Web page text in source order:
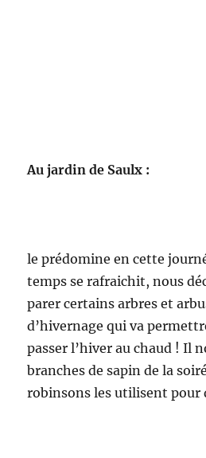
Au jardin de Saulx :
le prédomine en cette
temps se rafraichit, nous
parer certains arbres et
d’hivernage qui va
passer l’hiver au chaud ! Il
branches de sapin de la
robinsons les utilisent pour